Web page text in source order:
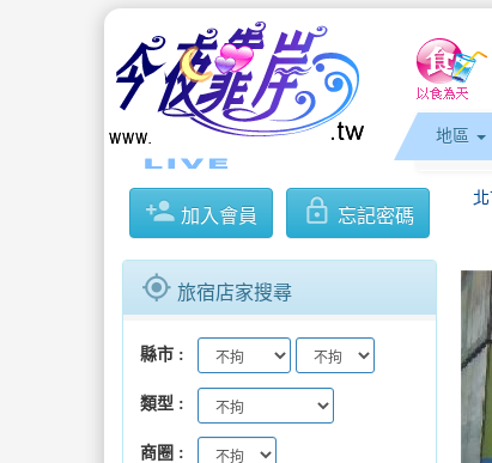
地區
person_add 加入會員 lock_outline 忘記密碼
gps_fixed 旅宿店家搜尋
縣市
類型
商圈